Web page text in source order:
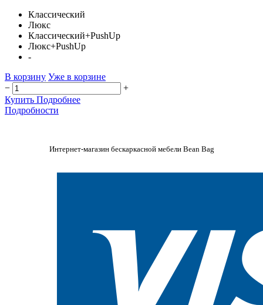
Классический
Люкс
Классический+PushUp
Люкс+PushUp
-
В корзину Уже в корзине
−
+
Купить Подробнее
Подробности
Интернет-магазин бескаркасной мебели Bean Bag